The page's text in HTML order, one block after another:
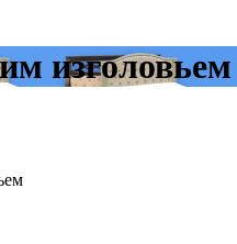
изголовьем